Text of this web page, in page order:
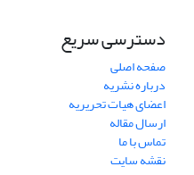
دسترسی سریع
صفحه اصلی
درباره نشریه
اعضای هیات تحریریه
ارسال مقاله
تماس با ما
نقشه سایت